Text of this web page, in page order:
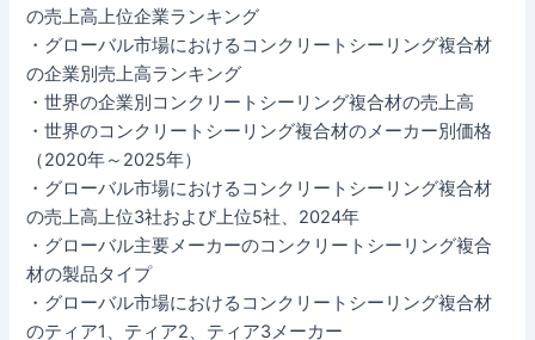
の売上高上位企業ランキング
・グローバル市場におけるコンクリートシーリング複合材
の企業別売上高ランキング
・世界の企業別コンクリートシーリング複合材の売上高
・世界のコンクリートシーリング複合材のメーカー別価格
（2020年～2025年）
・グローバル市場におけるコンクリートシーリング複合材
の売上高上位3社および上位5社、2024年
・グローバル主要メーカーのコンクリートシーリング複合
材の製品タイプ
・グローバル市場におけるコンクリートシーリング複合材
のティア1、ティア2、ティア3メーカー